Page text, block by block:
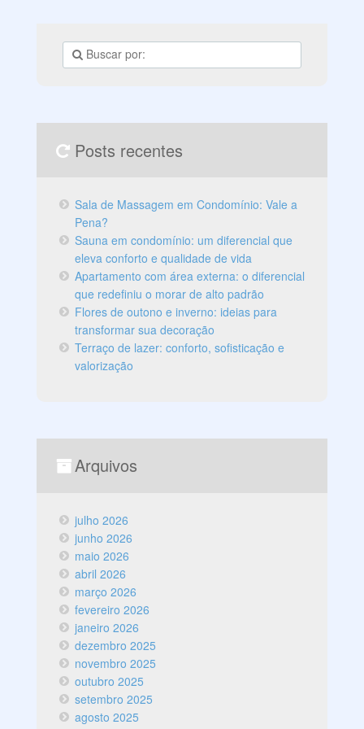
Posts recentes
Sala de Massagem em Condomínio: Vale a
Pena?
Sauna em condomínio: um diferencial que
eleva conforto e qualidade de vida
Apartamento com área externa: o diferencial
que redefiniu o morar de alto padrão
Flores de outono e inverno: ideias para
transformar sua decoração
Terraço de lazer: conforto, sofisticação e
valorização
Arquivos
julho 2026
junho 2026
maio 2026
abril 2026
março 2026
fevereiro 2026
janeiro 2026
dezembro 2025
novembro 2025
outubro 2025
setembro 2025
agosto 2025